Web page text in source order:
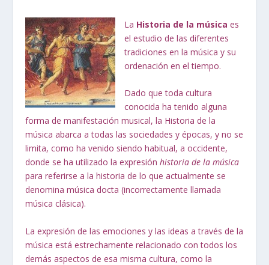
La Historia de la música es
el estudio de las diferentes
tradiciones en lamúsica y su
ordenación en el tiempo.
Dado que todacultura
conocida ha tenido alguna
forma de manifestación musical, la Historia de la
música abarca a todas las sociedades y épocas, y no se
limita, como ha venido siendo habitual, a occidente,
donde se ha utilizado la expresiónhistoria de la música
para referirse a la historia de lo que actualmente se
denominamúsica docta (incorrectamente llamada
música clásica).
La expresión de las emociones y las ideas a través de la
música está estrechamente relacionado con todos los
demás aspectos de esa misma cultura, como la